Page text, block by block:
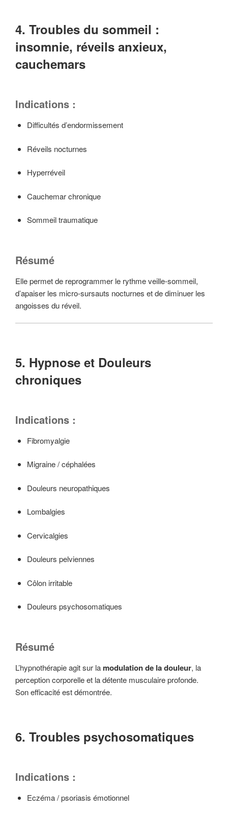
4. Troubles du sommeil :
insomnie, réveils anxieux,
cauchemars
Indications :
Difficultés d’endormissement
Réveils nocturnes
Hyperréveil
Cauchemar chronique
Sommeil traumatique
Résumé
Elle permet de reprogrammer le rythme veille-sommeil,
d’apaiser les micro-sursauts nocturnes et de diminuer les
angoisses du réveil.
5. Hypnose et Douleurs
chroniques
Indications :
Fibromyalgie
Migraine / céphalées
Douleurs neuropathiques
Lombalgies
Cervicalgies
Douleurs pelviennes
Côlon irritable
Douleurs psychosomatiques
Résumé
L’hypnothérapie agit sur la modulation de la douleur, la
perception corporelle et la détente musculaire profonde.
Son efficacité est démontrée.
6. Troubles psychosomatiques
Indications :
Eczéma / psoriasis émotionnel